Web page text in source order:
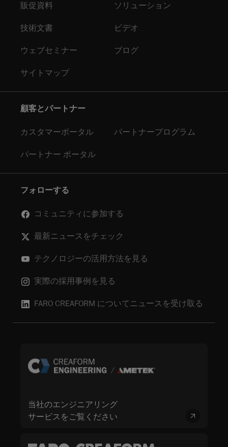
販促資料 ソリューション
技術文書 ビデオ
ウェブセミナー ブログ
サイトマップ
顧客とパートナー
カスタマーポータル パートナープログラム
パートナー ポータル
フォローする
コミュニティに参加する
最新ニュースをチェック
テクノロジーの活用方法を見る
実際の採用事例を見る
FARO CREAFORM についてニュースを受け取る
当社のエンジニアリング
サービスをご覧ください